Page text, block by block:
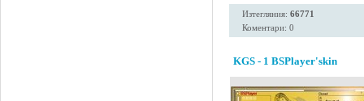
Изтегляния: 66771
Коментари: 0
KGS - 1 BSPlayer'skin